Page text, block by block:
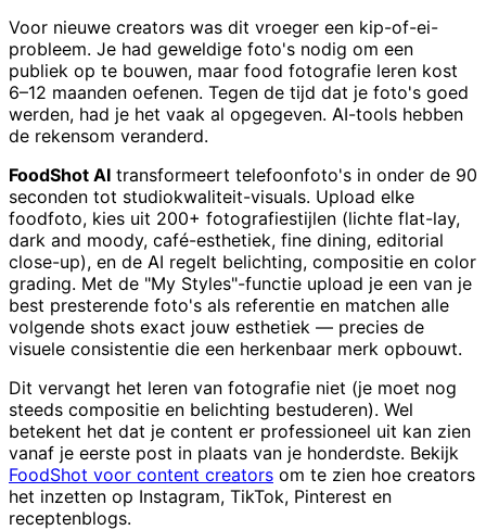
Voor nieuwe creators was dit vroeger een kip-of-ei-
probleem. Je had geweldige foto's nodig om een
publiek op te bouwen, maar food fotografie leren kost
6–12 maanden oefenen. Tegen de tijd dat je foto's goed
werden, had je het vaak al opgegeven. AI-tools hebben
de rekensom veranderd.
FoodShot AI transformeert telefoonfoto's in onder de 90
seconden tot studiokwaliteit-visuals. Upload elke
foodfoto, kies uit 200+ fotografiestijlen (lichte flat-lay,
dark and moody, café-esthetiek, fine dining, editorial
close-up), en de AI regelt belichting, compositie en color
grading. Met de "My Styles"-functie upload je een van je
best presterende foto's als referentie en matchen alle
volgende shots exact jouw esthetiek — precies de
visuele consistentie die een herkenbaar merk opbouwt.
Dit vervangt het leren van fotografie niet (je moet nog
steeds compositie en belichting bestuderen). Wel
betekent het dat je content er professioneel uit kan zien
vanaf je eerste post in plaats van je honderdste. Bekijk
FoodShot voor content creators om te zien hoe creators
het inzetten op Instagram, TikTok, Pinterest en
receptenblogs.